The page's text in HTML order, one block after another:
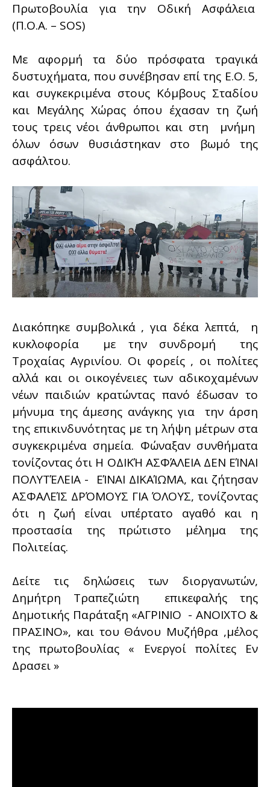
Πρωτοβουλία για την Οδική Ασφάλεια
(Π.Ο.Α. – SOS)
Με αφορμή τα δύο πρόσφατα τραγικά
δυστυχήματα, που συνέβησαν επί της Ε.Ο. 5,
και συγκεκριμένα στους Κόμβους Σταδίου
και Μεγάλης Χώρας όπου έχασαν τη ζωή
τους τρεις νέοι άνθρωποι και στη μνήμη
όλων όσων θυσιάστηκαν στο βωμό της
ασφάλτου.
Διακόπηκε συμβολικά , για δέκα λεπτά, η
κυκλοφορία με την συνδρομή της
Τροχαίας Αγρινίου. Οι φορείς , οι πολίτες
αλλά και οι οικογένειες των αδικοχαμένων
νέων παιδιών κρατώντας πανό έδωσαν το
μήνυμα της άμεσης ανάγκης για την άρση
της επικινδυνότητας με τη λήψη μέτρων στα
συγκεκριμένα σημεία. Φώναξαν συνθήματα
τονίζοντας ότι Η ΟΔΙΚΉ ΑΣΦΆΛΕΙΑ ΔΕΝ ΕΊΝΑΙ
ΠΟΛΥΤΈΛΕΙΑ - ΕΊΝΑΙ ΔΙΚΑΊΩΜΑ, και ζήτησαν
ΑΣΦΑΛΕΊΣ ΔΡΌΜΟΥΣ ΓΙΑ ΌΛΟΥΣ, τονίζοντας
ότι η ζωή είναι υπέρτατο αγαθό και η
προστασία της πρώτιστο μέλημα της
Πολιτείας.
Δείτε τις δηλώσεις των διοργανωτών,
Δημήτρη Τραπεζιώτη επικεφαλής της
Δημοτικής Παράταξη «ΑΓΡΙΝΙΟ - ΑΝΟΙΧΤΟ &
ΠΡΑΣΙΝΟ», και του Θάνου Μυζήθρα ,μέλος
της πρωτοβουλίας « Ενεργοί πολίτες Εν
Δρασει »